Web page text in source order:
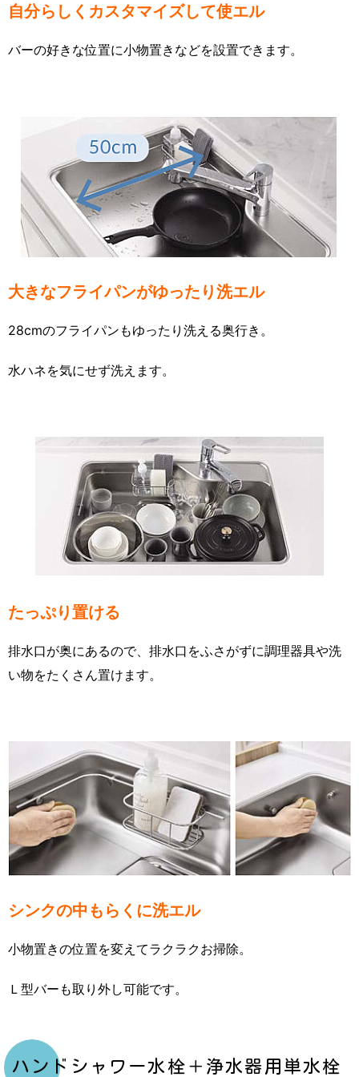
自分らしくカスタマイズして使エル
バーの好きな位置に小物置きなどを設置できます。
大きなフライパンがゆったり洗エル
28cmのフライパンもゆったり洗える奥行き。
水ハネを気にせず洗えます。
たっぷり置ける
排水口が奥にあるので、排水口をふさがずに調理器具や洗
い物をたくさん置けます。
シンクの中もらくに洗エル
小物置きの位置を変えてラクラクお掃除。
Ｌ型バーも取り外し可能です。
ハンドシャワー水栓＋浄水器用単水栓